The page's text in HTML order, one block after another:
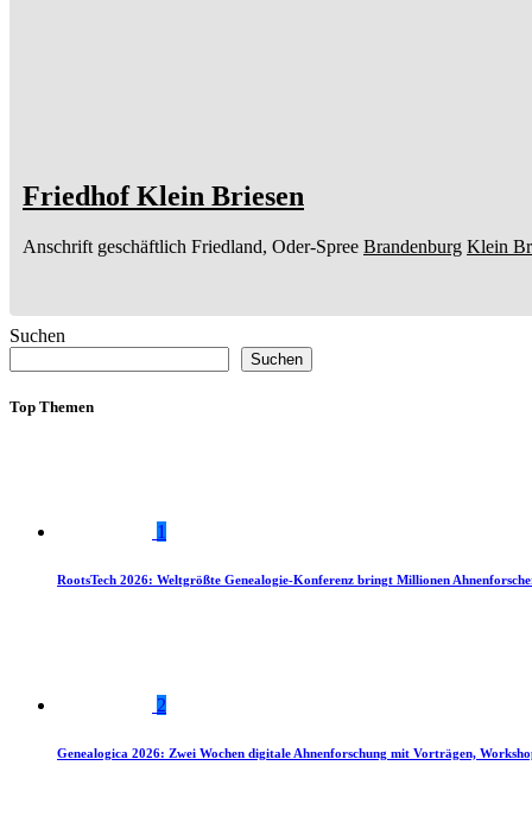
Friedhof Klein Briesen
Anschrift geschäftlich Friedland, Oder-Spree Brandenburg Klein
Suchen
Suchen
Top Themen
1
RootsTech 2026: Weltgrößte Genealogie-Konferenz bringt Millionen
2
Genealogica 2026: Zwei Wochen digitale Ahnenforschung mit Vorträgen,